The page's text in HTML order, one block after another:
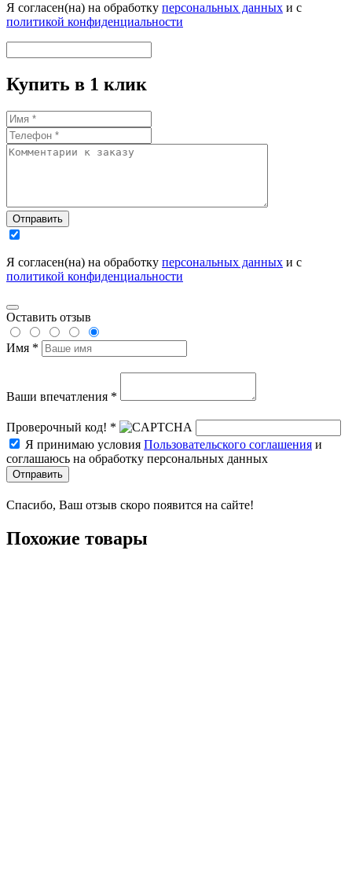
Я согласен(на) на обработку персональных данных и с
политикой конфиденциальности
Купить в 1 клик
Отправить
Я согласен(на) на обработку персональных данных и с
политикой конфиденциальности
Оставить отзыв
Имя *
Ваши впечатления *
Проверочный код! *
Я принимаю условия Пользовательского соглашения и
соглашаюсь на обработку персональных данных
Отправить
Спасибо, Ваш отзыв скоро появится на сайте!
Похожие товары